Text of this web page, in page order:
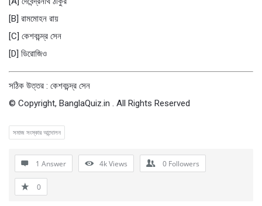
[B] রামমােহন রায়
[C] কেশবচন্দ্র সেন
[D] ডিরােজিও
সঠিক উত্তর : কেশবচন্দ্র সেন
© Copyright, BanglaQuiz.in . All Rights Reserved
সমাজ সংস্কার আন্দোলন
1 Answer 4kViews 0 Followers
0